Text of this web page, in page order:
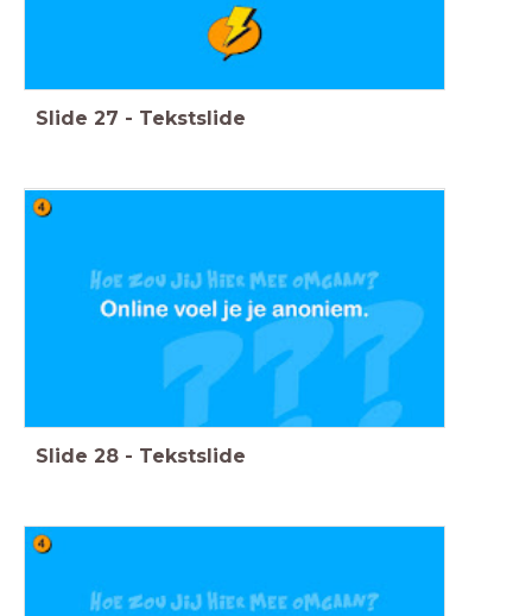
Slide 27 - Tekstslide
Slide 28 - Tekstslide